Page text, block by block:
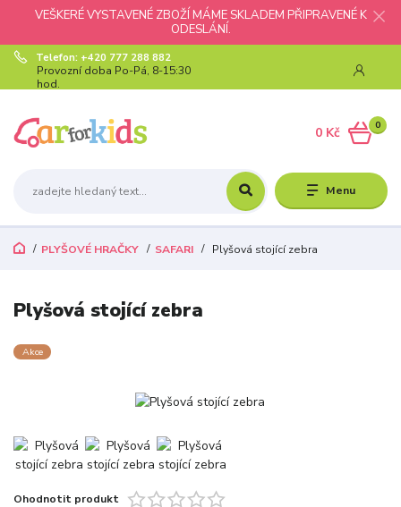
VEŠKERÉ VYSTAVENÉ ZBOŽÍ MÁME SKLADEM PŘIPRAVENÉ K
ODESLÁNÍ.
Menu
Telefon: +420 777 288 882
Provozní doba Po-Pá, 8-15:30
hod.
0
0 Kč
PLYŠOVÉ HRAČKY SAFARI Plyšová stojící zebra
Plyšová stojící zebra
Akce
Ohodnotit produkt